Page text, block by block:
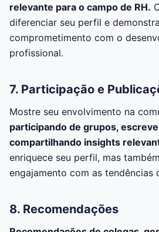
relevante para o campo de RH.
diferenciar seu perfil e
comprometimento com o
profissional.
7. Participação e
Mostre seu envolvimento na
participando de grupos,
compartilhando insights
enriquece seu perfil, mas
engajamento com as tendências
8. Recomendações